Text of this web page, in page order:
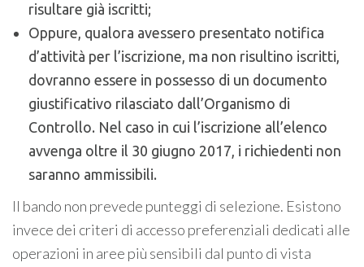
risultare già iscritti;
Oppure, qualora avessero presentato notifica
d’attività per l’iscrizione, ma non risultino iscritti,
dovranno essere in possesso di un documento
giustificativo rilasciato dall’Organismo di
Controllo. Nel caso in cui l’iscrizione all’elenco
avvenga oltre il 30 giugno 2017, i richiedenti non
saranno ammissibili.
Il bando non prevede punteggi di selezione. Esistono
invece dei criteri di accesso preferenziali dedicati alle
operazioni in aree più sensibili dal punto di vista